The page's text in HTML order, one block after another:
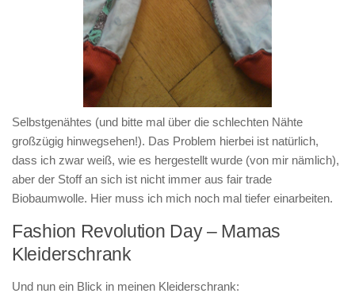
Selbstgenähtes (und bitte mal über die schlechten Nähte
großzügig hinwegsehen!). Das Problem hierbei ist natürlich,
dass ich zwar weiß, wie es hergestellt wurde (von mir nämlich),
aber der Stoff an sich ist nicht immer aus fair trade
Biobaumwolle. Hier muss ich mich noch mal tiefer einarbeiten.
Fashion Revolution Day – Mamas
Kleiderschrank
Und nun ein Blick in meinen Kleiderschrank: